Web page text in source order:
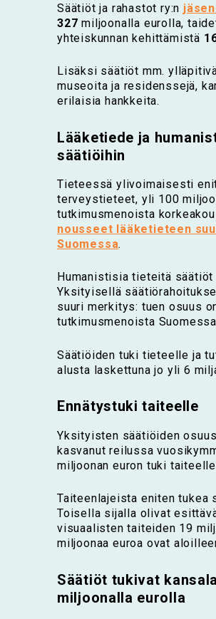
Säätiöt ja rahastot ry:n
327 miljoonalla eurolla,
yhteiskunnan kehittämistä
Lisäksi säätiöt mm.
museoita ja residenssejä,
erilaisia hankkeita.
Lääketiede ja
säätiöihin
Tieteessä ylivoimaisesti
terveystieteet, yli 100
tutkimusmenoista
nousseet lääketieteen
Suomessa.
Humanistisia tieteitä
Yksityisellä
suuri merkitys: tuen osuus
tutkimusmenoista
Säätiöiden tuki tieteelle ja
alusta laskettuna jo yli 6
Ennätystuki taiteelle
Yksityisten säätiöiden
kasvanut reilussa
miljoonan euron tuki
Taiteenlajeista eniten tukea
Toisella sijalla olivat
visuaalisten taiteiden 19
miljoonaa euroa ovat
Säätiöt tukivat
miljoonalla eurolla